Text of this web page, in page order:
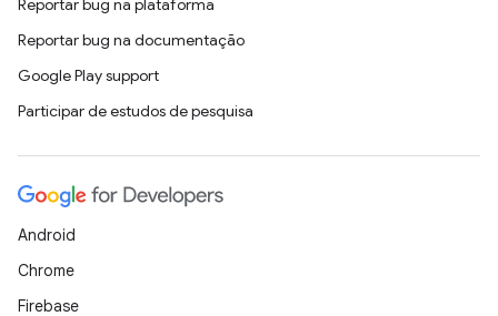
Reportar bug na plataforma
Reportar bug na documentação
Google Play support
Participar de estudos de pesquisa
Android
Chrome
Firebase